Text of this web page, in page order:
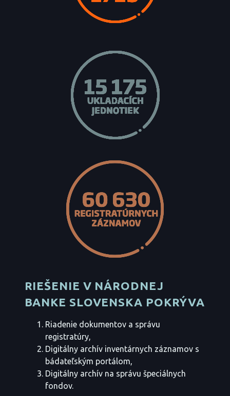
RIEŠENIE V NÁRODNEJ
BANKE SLOVENSKA POKRÝVA
Riadenie dokumentov a správu
registratúry,
Digitálny archív inventárnych záznamov s
bádateľským portálom,
Digitálny archív na správu špeciálnych
fondov.